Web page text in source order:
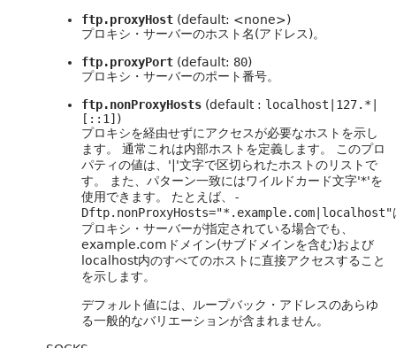
ftp.proxyHost (default: <none>)
プロキシ・サーバーのホスト名(アドレス)。
ftp.proxyPort (default: 80)
プロキシ・サーバーのポート番号。
ftp.nonProxyHosts (default : localhost|127.*|
[::1] )
プロキシを経由せずにアクセスが必要なホストを示し
ます。
通常これは内部ホストを定義します。
このプロ
パティの値は、'|'文字で区切られたホストのリストで
す。
また、パターン一致にはワイルドカード文字'*'を
使用できます。
たとえば、
-
Dftp.nonProxyHosts="*.example.com|localhost"
プロキシ・サーバーが指定されている場合でも、
example.comドメイン(サブドメインを含む)および
localhost内のすべてのホストに直接アクセスすること
を示します。
デフォルト値には、ループバック・アドレスのあらゆ
る一般的なバリエーションが含まれません。